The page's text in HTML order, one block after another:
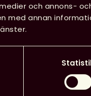
och annons-
med annan
folkbibliotek
orsak, säger